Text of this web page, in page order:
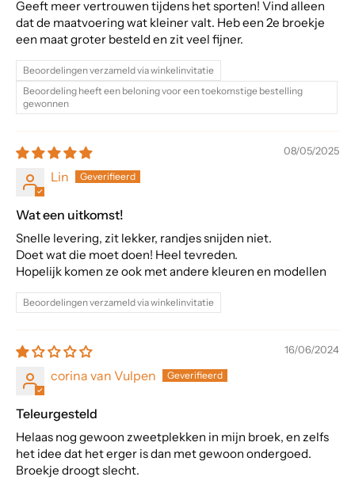
Geeft meer vertrouwen tijdens het sporten! Vind alleen
dat de maatvoering wat kleiner valt. Heb een 2e broekje
een maat groter besteld en zit veel fijner.
Beoordelingen verzameld via winkelinvitatie
Beoordeling heeft een beloning voor een toekomstige bestelling
gewonnen
08/05/2025
Lin
Wat een uitkomst!
Snelle levering, zit lekker, randjes snijden niet.
Doet wat die moet doen! Heel tevreden.
Hopelijk komen ze ook met andere kleuren en modellen
Beoordelingen verzameld via winkelinvitatie
16/06/2024
corina van Vulpen
Teleurgesteld
Helaas nog gewoon zweetplekken in mijn broek, en zelfs
het idee dat het erger is dan met gewoon ondergoed.
Broekje droogt slecht.